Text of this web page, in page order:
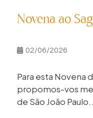
Novena ao
02/06/2026
Para esta Novena
propomos-vos
de São João